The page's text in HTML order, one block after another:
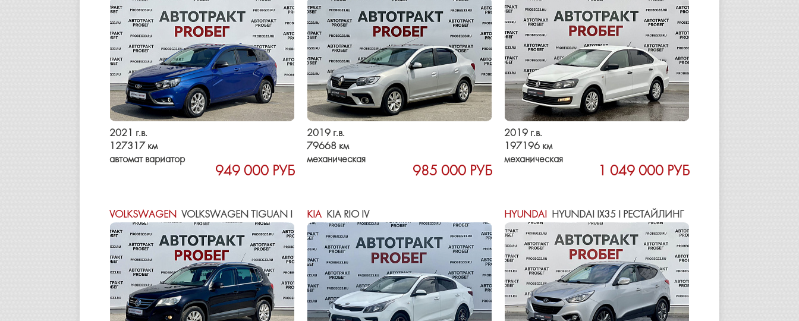
2021 г.в.
127317 км
автомат вариатор
949 000 РУБ
2019 г.в.
79668 км
механическая
985 000 РУБ
2019 г.в.
197196 км
механическая
1 049 000 РУБ
VOLKSWAGEN VOLKSWAGEN TIGUAN I KIA KIA RIO IV HYUNDAI HYUNDAI IX35 I РЕСТАЙЛИНГ